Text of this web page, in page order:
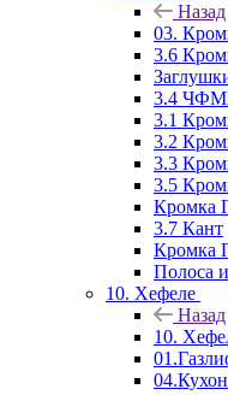
Назад
03.
3.6
3.4
3.1
3.2
3.3
3.5
Кромка
3.7 Кант
Кромка
Полоса
10. Хефеле
Назад
10.